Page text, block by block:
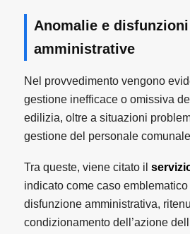
Anomalie e disfunzioni
amministrative
Nel provvedimento vengono
gestione inefficace o omissiva
edilizia, oltre a situazioni
gestione del personale
Tra queste, viene citato il
indicato come caso
disfunzione amministrativa,
condizionamento dell’azione